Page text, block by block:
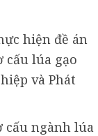
hiện đề án
cấu lúa gạo
và Phát
cấu ngành lúa